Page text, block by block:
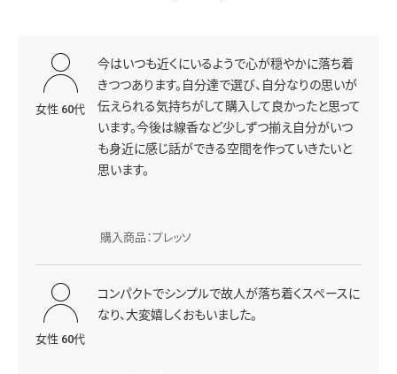
女性 60代
今はいつも近くにいるようで心が穏やかに落ち着
きつつあります。自分達で選び、自分なりの思いが
伝えられる気持ちがして購入して良かったと思って
います。今後は線香など少しずつ揃え自分がいつ
も身近に感じ話ができる空間を作っていきたいと
思います。
購入商品：プレッソ
女性 60代
コンパクトでシンプルで故人が落ち着くスペースに
なり、大変嬉しくおもいました。